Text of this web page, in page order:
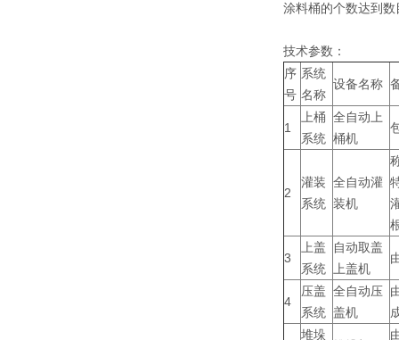
涂料桶的个数达到
技术参数：
序
号
系统
名称
设备名称
1
上桶
系统
全自动上
桶机
2
灌装
系统
全自动灌
装机
3
上盖
系统
自动取盖
上盖机
4
压盖
系统
全自动压
盖机
堆垛